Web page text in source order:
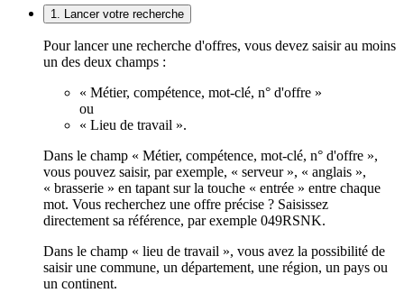
1. Lancer votre recherche
Pour lancer une recherche d'offres, vous devez saisir au moins
un des deux champs :
« Métier, compétence, mot-clé, n° d'offre »
ou
« Lieu de travail ».
Dans le champ « Métier, compétence, mot-clé, n° d'offre »,
vous pouvez saisir, par exemple, « serveur », « anglais »,
« brasserie » en tapant sur la touche « entrée » entre chaque
mot. Vous recherchez une offre précise ? Saisissez
directement sa référence, par exemple 049RSNK.
Dans le champ « lieu de travail », vous avez la possibilité de
saisir une commune, un département, une région, un pays ou
un continent.